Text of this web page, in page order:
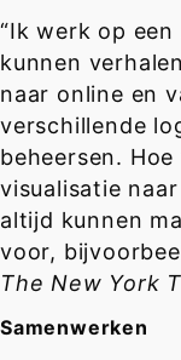
“Ik werk op
kunnen
naar online en
verschillende
beheersen.
visualisatie
altijd kunnen
voor,
The New York
Samenwerken